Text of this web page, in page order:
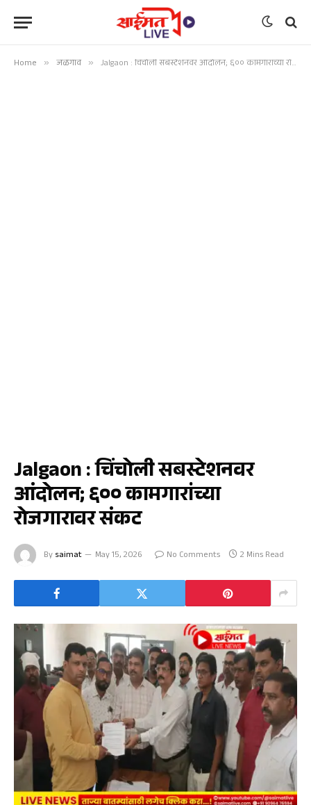
Home » जळगाव » Jalgaon : चिंचोली सबस्टेशनवर आंदोलन; ६०० कामगारांच्या रोजगारावर संकट
Jalgaon : चिंचोली सबस्टेशनवर
आंदोलन; ६०० कामगारांच्या
रोजगारावर संकट
By saimat May 15, 2026 No Comments 2 Mins Read